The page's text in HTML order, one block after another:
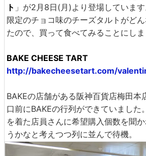
ト 」が2月8日(月)より登場していま
限定のチョコ味のチーズタルトがど
たので、買って食べてみることにしま
BAKE CHEESE TART
http://bakecheesetart.com/
BAKEの店舗がある阪神百貨店梅田本
口前にBAKEの行列ができていました
を着た店員さんに希望購入個数を聞
うかなと考えつつ列に並んで待機。